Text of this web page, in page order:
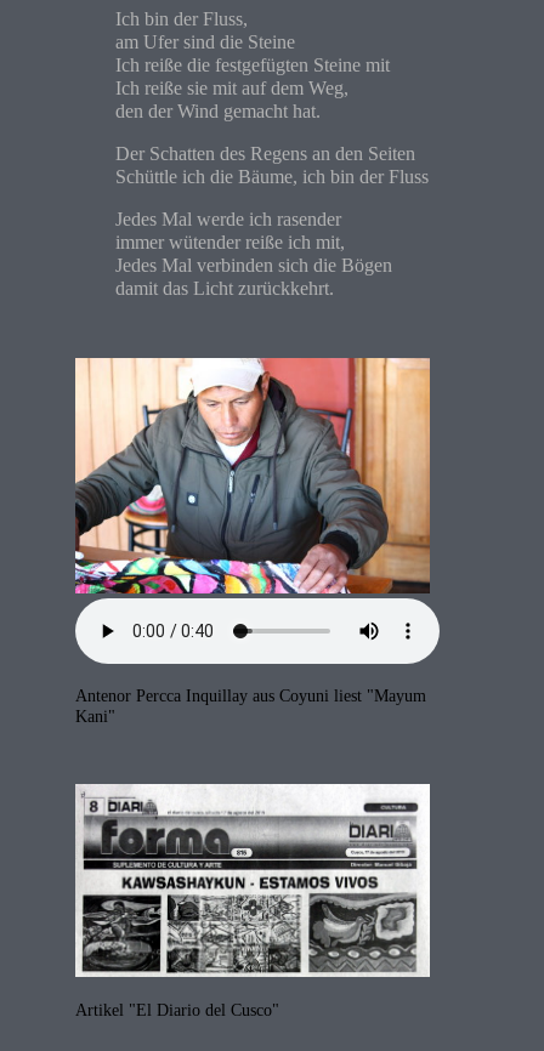
Ich bin der Fluss,
am Ufer sind die Steine
Ich reiße die festgefügten Steine mit
Ich reiße sie mit auf dem Weg,
den der Wind gemacht hat.
Der Schatten des Regens an den Seiten
Schüttle ich die Bäume, ich bin der Fluss
Jedes Mal werde ich rasender
immer wütender reiße ich mit,
Jedes Mal verbinden sich die Bögen
damit das Licht zurückkehrt.
Antenor Percca Inquillay aus Coyuni liest "Mayum
Kani"
Artikel "El Diario del Cusco"